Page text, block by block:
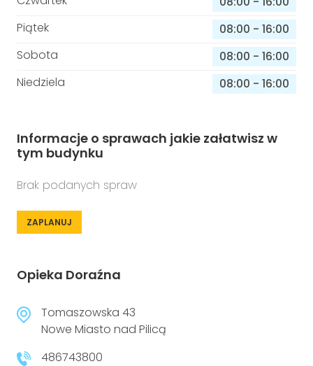
Piątek
08:00 - 16:00
Sobota
08:00 - 16:00
Niedziela
08:00 - 16:00
Informacje o sprawach jakie załatwisz w
tym budynku
Brak podanych spraw
ZAPLANUJ
Opieka Doraźna
Tomaszowska 43
Nowe Miasto nad Pilicą
486743800